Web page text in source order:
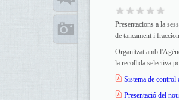
Presentacions a la
de tancament i
Organitzat amb
la recollida selectiva
Sistema de control
Presentació del